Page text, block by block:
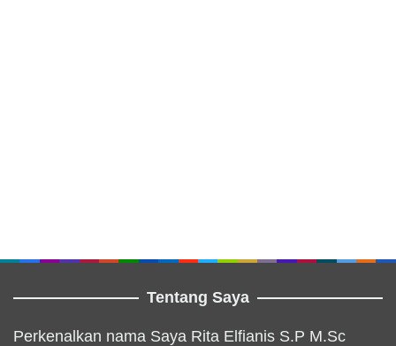
Tentang Saya
Perkenalkan nama Saya Rita Elfianis S.P M.Sc